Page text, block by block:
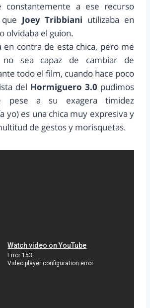
constantemente a ese recurso
Joey Tribbiani utilizaba en
olvidaba el guion.
en contra de esta chica, pero me
no sea capaz de cambiar de
todo el film, cuando hace poco
del Hormiguero 3.0 pudimos
pese a su exagera timidez
yo) es una chica muy expresiva y
de gestos y morisquetas.